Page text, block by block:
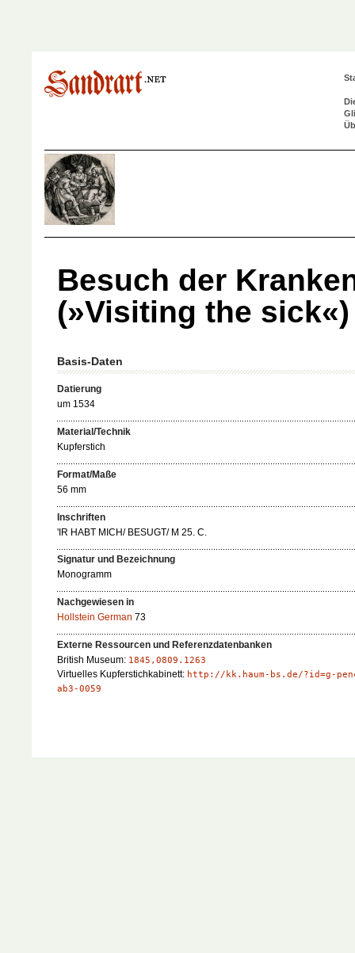
Besuch der
(»Visiting the sick«)
Basis-Daten
Datierung
um 1534
Material/Technik
Kupferstich
Format/Maße
56 mm
Inschriften
'IR HABT MICH/ BESUGT/ M 25. C.
Signatur und Bezeichnung
Monogramm
Nachgewiesen in
Hollstein German 73
Externe Ressourcen und Referenzdatenbanken
British Museum: 1845,0809.1263
Virtuelles Kupferstichkabinett: http://kk.haum-bs.de/?id=g-
ab3-0059